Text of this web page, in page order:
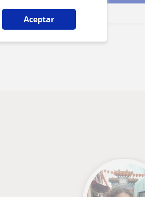
Aceptar